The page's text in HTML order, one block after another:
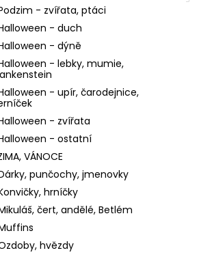
- zvířata, ptáci
- duch
- dýně
- lebky, mumie,
- upír, čarodejnice,
- zvířata
- ostatní
VÁNOCE
punčochy, jmenovky
hrníčky
čert, andělé, Betlém
hvězdy